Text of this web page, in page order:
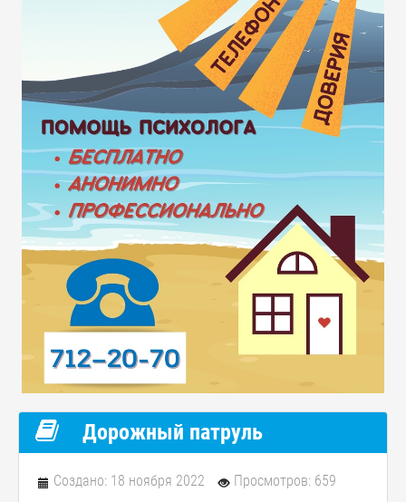
Дорожный патруль
Создано: 18 ноября 2022 Просмотров: 659